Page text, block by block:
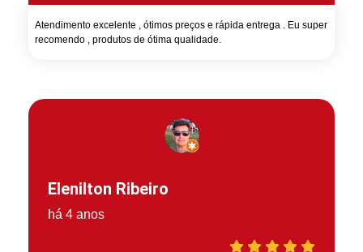
Atendimento excelente , ótimos preços e rápida entrega . Eu super
recomendo , produtos de ótima qualidade.
Elenilton Ribeiro
há 4 anos